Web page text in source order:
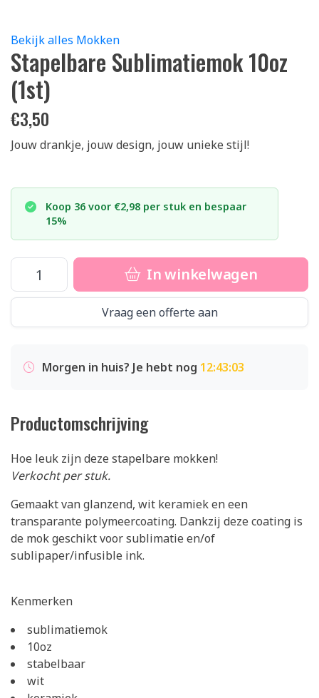
Bekijk alles Mokken
Stapelbare Sublimatiemok 10oz
(1st)
€3,50
Jouw drankje, jouw design, jouw unieke stijl!
Koop 36 voor €2,98 per stuk en bespaar
15%
In winkelwagen
Vraag een offerte aan
Morgen in huis? Je hebt nog 12:43:02
Productomschrijving
Hoe leuk zijn deze stapelbare mokken!
Verkocht per stuk.
Gemaakt van glanzend, wit keramiek en een
transparante polymeercoating. Dankzij deze coating is
de mok geschikt voor sublimatie en/of
sublipaper/infusible ink.
Kenmerken
sublimatiemok
10oz
stabelbaar
wit